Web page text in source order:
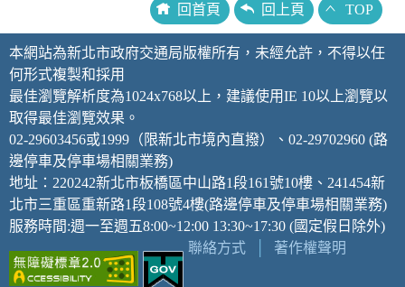
回首頁 回上頁 TOP
本網站為新北市政府交通局版權所有，未經允許，不得以任
何形式複製和採用
最佳瀏覽解析度為1024x768以上，建議使用IE 10以上瀏覽以
取得最佳瀏覽效果。
02-29603456或1999（限新北市境內直撥）、02-29702960 (路
邊停車及停車場相關業務)
地址：220242新北市板橋區中山路1段161號10樓、241454新
北市三重區重新路1段108號4樓(路邊停車及停車場相關業務)
服務時間:週一至週五8:00~12:00 13:30~17:30 (國定假日除外)
聯絡方式
著作權聲明